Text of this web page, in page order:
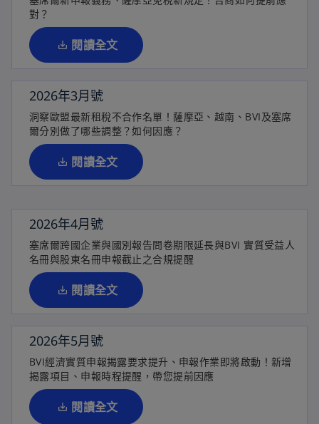
對？
閱讀全文
籤
中
啟
2026年3月號
洞察歐盟最新租稅不合作名單！薩摩亞、越南、BVI及塞席
爾分別做了哪些調整？如何因應？
閱讀全文
在
新
標
籤
中
2026年4月號
塞席爾跨國企業與國別報告問卷期限延長與BVI 實質受益人
名冊與股東名冊申報截止之合規提醒
閱讀全文
在
新
標
籤
中
啟
2026年5月號
BVI經濟實質申報揭露要求提升、申報作業即將啟動！新增
揭露項目、申報時程提醒，帶您提前因應
閱讀全文
在
新
標
籤
中